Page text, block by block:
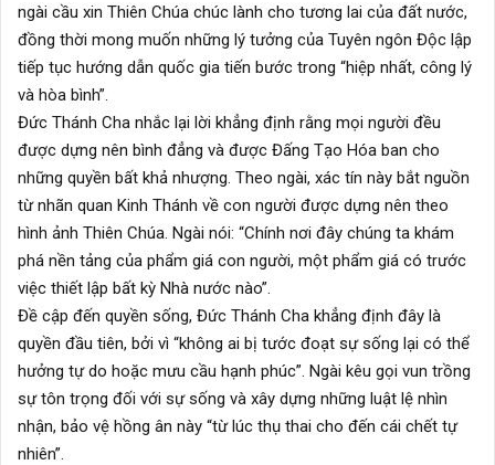
ngài cầu xin Thiên Chúa chúc lành cho tương lai của đất nước,
đồng thời mong muốn những lý tưởng của Tuyên ngôn Độc lập
tiếp tục hướng dẫn quốc gia tiến bước trong “hiệp nhất, công lý
và hòa bình”.
Đức Thánh Cha nhắc lại lời khẳng định rằng mọi người đều
được dựng nên bình đẳng và được Đấng Tạo Hóa ban cho
những quyền bất khả nhượng. Theo ngài, xác tín này bắt nguồn
từ nhãn quan Kinh Thánh về con người được dựng nên theo
hình ảnh Thiên Chúa. Ngài nói: “Chính nơi đây chúng ta khám
phá nền tảng của phẩm giá con người, một phẩm giá có trước
việc thiết lập bất kỳ Nhà nước nào”.
Đề cập đến quyền sống, Đức Thánh Cha khẳng định đây là
quyền đầu tiên, bởi vì “không ai bị tước đoạt sự sống lại có thể
hưởng tự do hoặc mưu cầu hạnh phúc”. Ngài kêu gọi vun trồng
sự tôn trọng đối với sự sống và xây dựng những luật lệ nhìn
nhận, bảo vệ hồng ân này “từ lúc thụ thai cho đến cái chết tự
nhiên”.